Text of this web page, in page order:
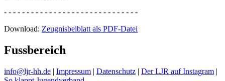
- - - - - - - - - - - - - - - - - - - - - - - - - - - - - -
Download: Zeugnisbeiblatt als PDF-Datei
Fussbereich
info@ljr-hh.de | Impressum | Datenschutz | Der LJR auf Instagram |